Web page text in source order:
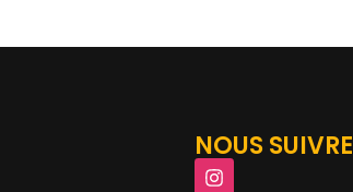
NOUS SUIVRE